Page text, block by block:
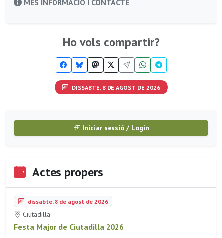
MÉS INFORMACIÓ I CONTACTE
Ho vols compartir?
DISSABTE, 8 DE AGOST DE 2026
Iniciar sessió / Login
Actes propers
dissabte, 8 de agost de 2026
Ciutadilla
Festa Major de Ciutadilla 2026